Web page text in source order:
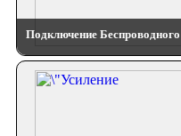
Подключение